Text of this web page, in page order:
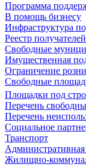
Программа
В помощь бизнесу
Инфраструктура
Реестр
Свободные
Имущественная
Ограничение
Свободные
Площадки под
Перечень
Перечень
Социальное
Транспорт
Жилищно-